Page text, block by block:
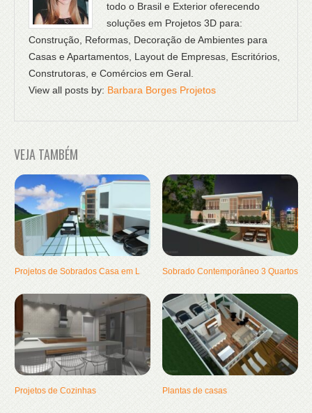
todo o Brasil e Exterior oferecendo
soluções em Projetos 3D para:
Construção, Reformas, Decoração de Ambientes para
Casas e Apartamentos, Layout de Empresas, Escritórios,
Construtoras, e Comércios em Geral.
View all posts by: Barbara Borges Projetos
VEJA TAMBÉM
Projetos de Sobrados Casa em L Sobrado Contemporâneo 3 Quartos
Projetos de Cozinhas Plantas de casas